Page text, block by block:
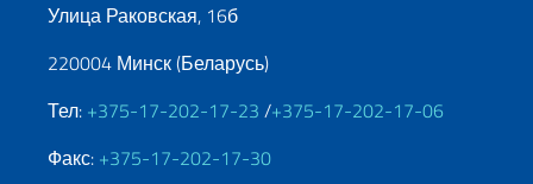
Улица Раковская, 16б
220004 Минск (Беларусь)
Тел: +375-17-202-17-23 /+375-17-202-17-06
Факс: +375-17-202-17-30